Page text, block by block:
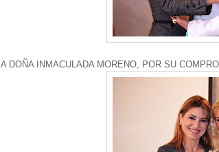
A DOÑA INMACULADA MORENO, POR SU